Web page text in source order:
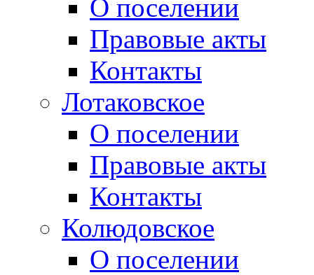
О поселении
Правовые акты
Контакты
Лотаковское
О поселении
Правовые акты
Контакты
Колюдовское
О поселении